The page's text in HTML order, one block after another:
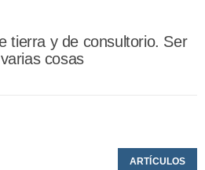
tierra y de consultorio. Ser
cosas
ARTÍCULOS